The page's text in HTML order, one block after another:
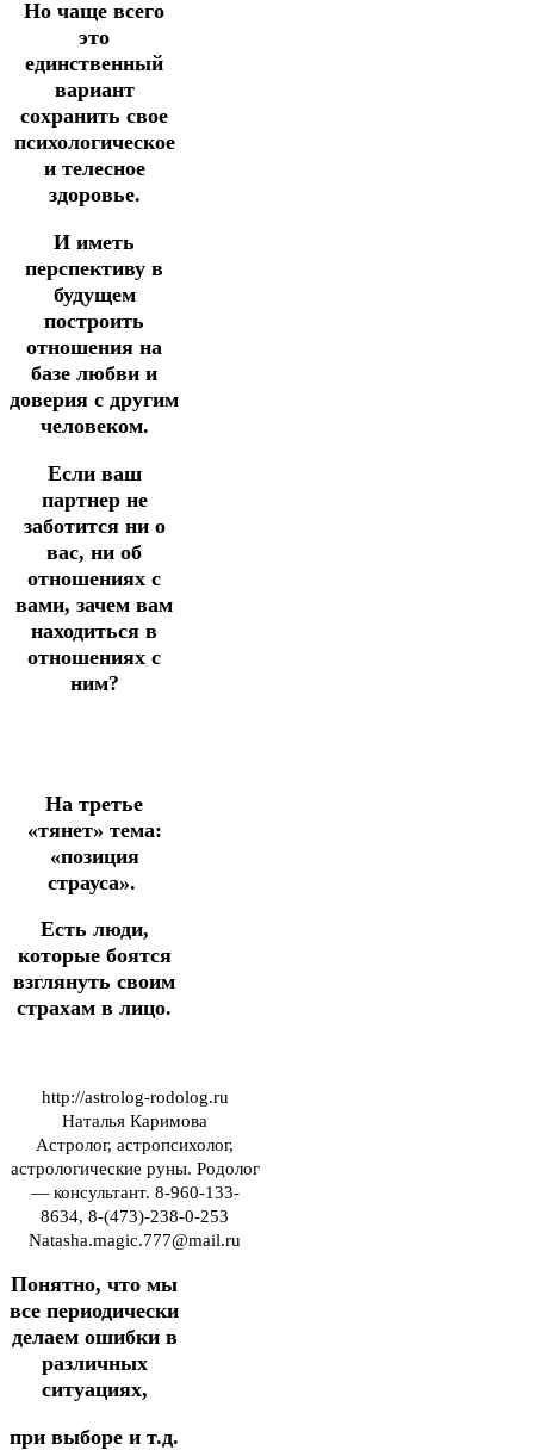
Но чаще всего
это
единственный
вариант
сохранить свое
психологическое
и телесное
здоровье.
И иметь
перспективу в
будущем
построить
отношения на
базе любви и
доверия с другим
человеком.
Если ваш
партнер не
заботится ни о
вас, ни об
отношениях с
вами, зачем вам
находиться в
отношениях с
ним?
На третье
«тянет» тема:
«позиция
страуса».
Есть люди,
которые боятся
взглянуть своим
страхам в лицо.
http://astrolog-rodolog.ru
Наталья Каримова
Астролог, астропсихолог,
астрологические руны. Родолог
— консультант. 8-960-133-
8634, 8-(473)-238-0-253
Natasha.magic.777@mail.ru
Понятно, что мы
все периодически
делаем ошибки в
различных
ситуациях,
при выборе и т.д.